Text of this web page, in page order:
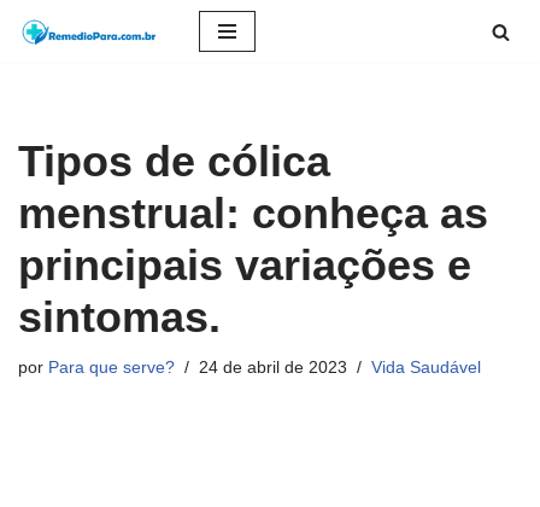
conteúdo
Tipos de cólica
menstrual: conheça as
principais variações e
sintomas.
por Para que serve? 24 de abril de 2023 Vida Saudável